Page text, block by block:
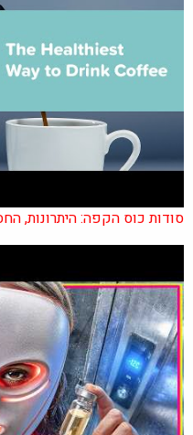
סודות כוס הקפה: היתרונות,